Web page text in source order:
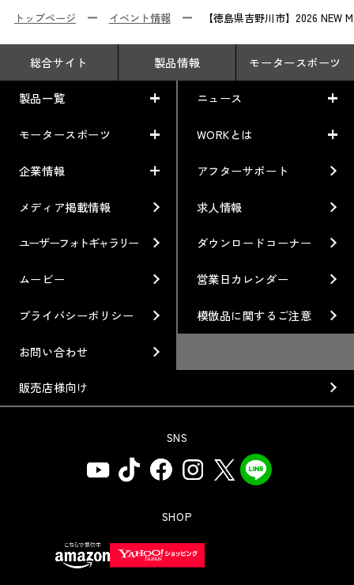
トップページ イベント情報 【徳島県吉野川市】2026 NEW
総合サイト 製品情報 モータースポーツ
製品一覧
製品一覧
車から検索
利用条件／注意事項
ブランド紹介
ホイール情報
カスタムオーダープラン
廃番製品
インフォメーション
WEBカタログ
ニュース
ニュース
お知らせ
イベント情報
モータースポーツ
モータースポーツ
レーシング特集
Gymkhana
DIRT TRIAL
SUPER GT
Rally
GR86/BRZ Cup
WORKとは
WORKとは
テクノロジー
クオリティー
デザイン
企業情報
企業情報
フィロソフィー
経営理念
私たちのあるべき姿
工場概要
会社沿革
ISO9001取得について
お問い合わせ用コールセンター
アフターサポート
メディア掲載情報 求人情報
ユーザーフォトギャラリー ダウンロードコーナー
ムービー 営業日カレンダー
プライバシーポリシー 模倣品に関するご注意
お問い合わせ
販売店様向け
SNS
SHOP